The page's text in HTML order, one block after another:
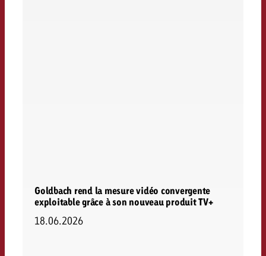
Goldbach rend la mesure vidéo convergente
exploitable grâce à son nouveau produit TV+
18.06.2026